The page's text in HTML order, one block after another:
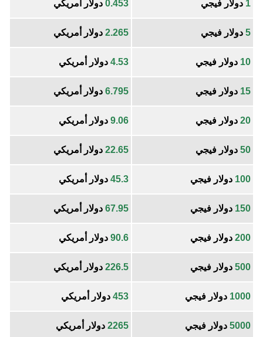
1 دولار فيجي 0.453 دولار أمريكي
5 دولار فيجي 2.265 دولار أمريكي
10 دولار فيجي 4.53 دولار أمريكي
15 دولار فيجي 6.795 دولار أمريكي
20 دولار فيجي 9.06 دولار أمريكي
50 دولار فيجي 22.65 دولار أمريكي
100 دولار فيجي 45.3 دولار أمريكي
150 دولار فيجي 67.95 دولار أمريكي
200 دولار فيجي 90.6 دولار أمريكي
500 دولار فيجي 226.5 دولار أمريكي
1000 دولار فيجي 453 دولار أمريكي
5000 دولار فيجي 2265 دولار أمريكي